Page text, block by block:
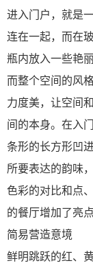
进入门户，就是
连在一起，而在
瓶内放入一些艳
而整个空间的风
力度美，让空间
间的本身。在入
条形的长方形凹
所要表达的韵味
色彩的对比和点
的餐厅增加了亮点
简易营造意境
鲜明跳跃的红、